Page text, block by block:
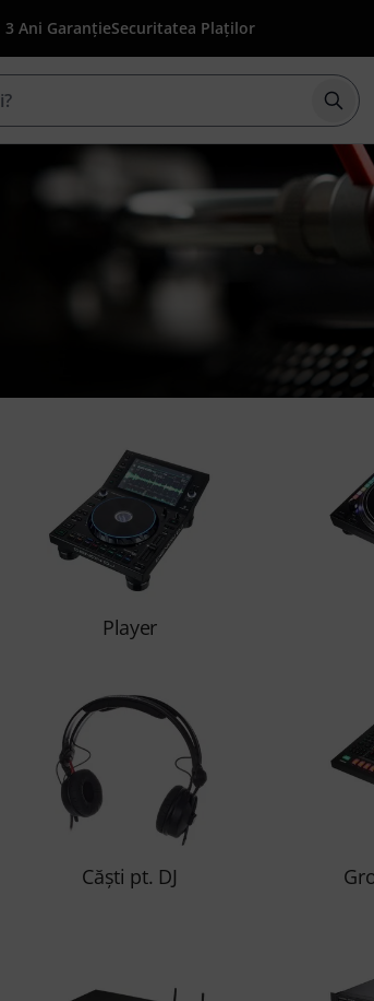
3 Ani GaranțieSecuritatea Plaților
Player
Căşti pt. DJ